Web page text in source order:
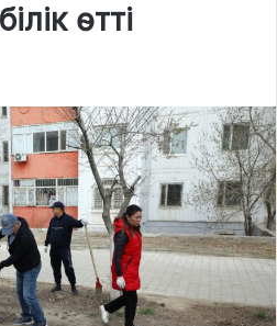
өтті